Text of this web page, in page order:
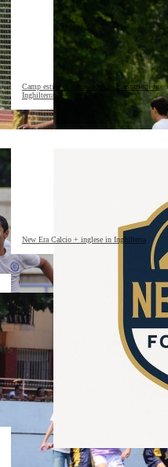
Camp estivi di calcio ad Alte Prestazioni in
Inghilterra
New Era Calcio + inglese in Inghilterra